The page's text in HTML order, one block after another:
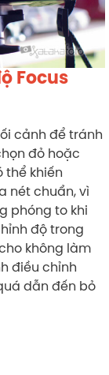
Focus
cảnh để tránh
đỏ hoặc
thể khiến
nét chuẩn, vì
phóng to khi
độ trong
không làm
điều chỉnh
dẫn đến bỏ